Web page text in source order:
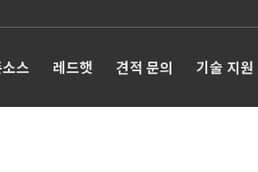
스 레드햇 견적 문의 기술 지원